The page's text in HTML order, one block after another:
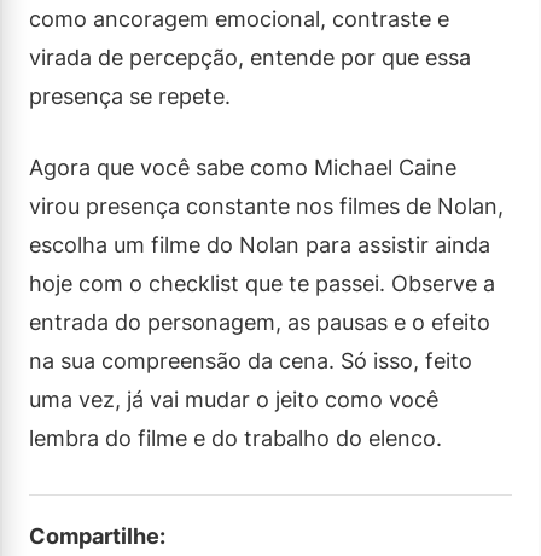
como ancoragem emocional, contraste e
virada de percepção, entende por que essa
presença se repete.
Agora que você sabe como Michael Caine
virou presença constante nos filmes de Nolan,
escolha um filme do Nolan para assistir ainda
hoje com o checklist que te passei. Observe a
entrada do personagem, as pausas e o efeito
na sua compreensão da cena. Só isso, feito
uma vez, já vai mudar o jeito como você
lembra do filme e do trabalho do elenco.
Compartilhe: